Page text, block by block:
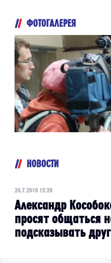
ФОТОГАЛЕРЕЯ
НОВОСТИ
20.7.2018 15:28
Александр
просят общаться
подсказывать